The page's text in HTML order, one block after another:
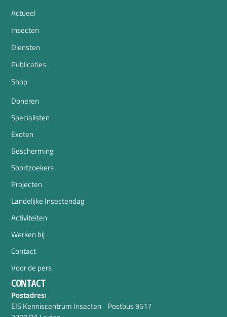
Actueel
Insecten
Diensten
Publicaties
Shop
Doneren
Specialisten
Exoten
Bescherming
Soortzoekers
Projecten
Landelijke Insectendag
Activiteiten
Werken bij
Contact
Voor de pers
CONTACT
Postadres:
EIS Kenniscentrum Insecten Postbus 9517